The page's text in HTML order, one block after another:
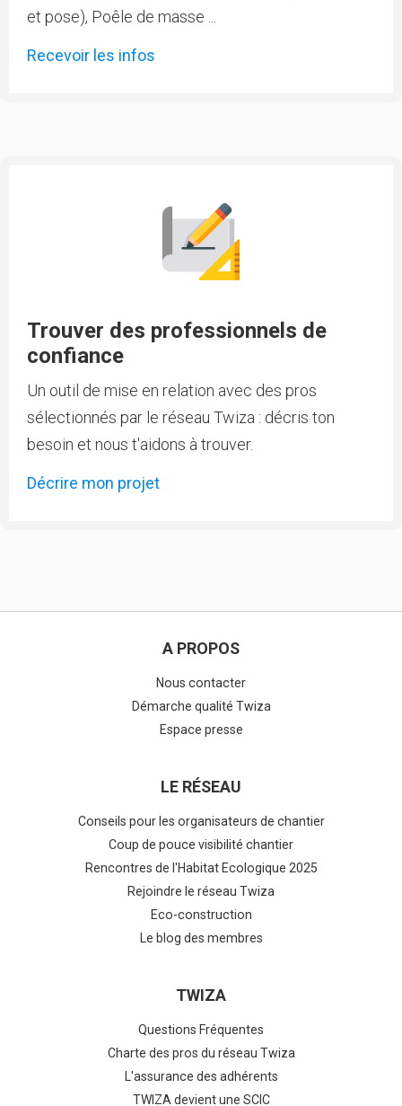
et pose), Poêle de masse ...
Recevoir les infos
Trouver des professionnels de
confiance
Un outil de mise en relation avec des pros
sélectionnés par le réseau Twiza : décris ton
besoin et nous t'aidons à trouver.
Décrire mon projet
A PROPOS
Nous contacter
Démarche qualité Twiza
Espace presse
LE RÉSEAU
Conseils pour les organisateurs de chantier
Coup de pouce visibilité chantier
Rencontres de l'Habitat Ecologique 2025
Rejoindre le réseau Twiza
Eco-construction
Le blog des membres
TWIZA
Questions Fréquentes
Charte des pros du réseau Twiza
L'assurance des adhérents
TWIZA devient une SCIC